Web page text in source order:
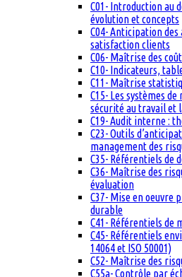
C01- Introduction au
évolution et concepts
C04- Anticipation
satisfaction clients
C06- Maîtrise des
C10- Indicateurs,
C11- Maîtrise
C15- Les systèmes
sécurité au travail et
C19- Audit interne :
C23- Outils
management des
C35- Référentiels de
C36- Maîtrise des
évaluation
C37- Mise en oeuvre
durable
C41- Référentiels de
C45- Référentiels
14064 et ISO 50001)
C52- Maîtrise des
C55a- Contrôle par